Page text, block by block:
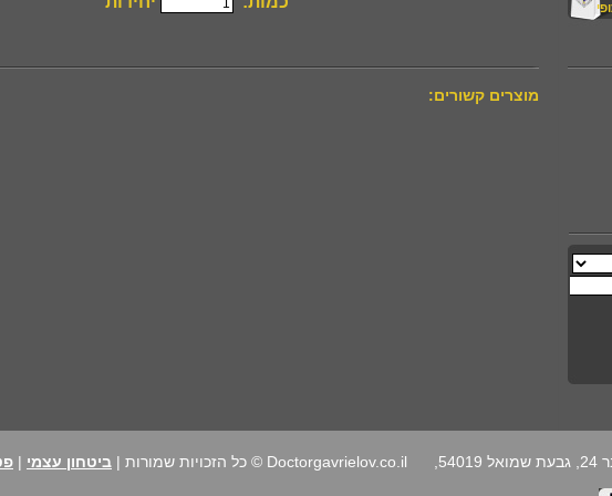
מוצרים קשורים:
Doctorgavrielov.co.il © כל הזכויות שמורות | ביטחון עצמי |